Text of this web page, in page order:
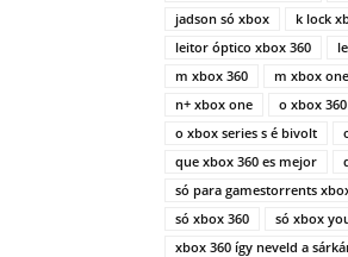
jadson só xbox
k lock
leitor óptico xbox 360
m xbox 360
m xbox one
n+ xbox one
o xbox 360
o xbox series s é bivolt
que xbox 360 es mejor
só para gamestorrents
só xbox 360
só xbox
xbox 360 így neveld a